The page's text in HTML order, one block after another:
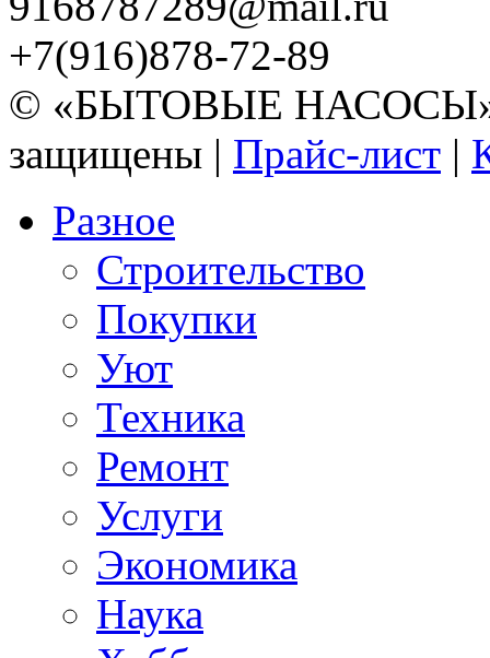
+7(916)878-72-89
© «БЫТОВЫЕ НАСОСЫ»
защищены | Прайс-лист |
Разное
Строительство
Покупки
Уют
Техника
Ремонт
Услуги
Экономика
Наука